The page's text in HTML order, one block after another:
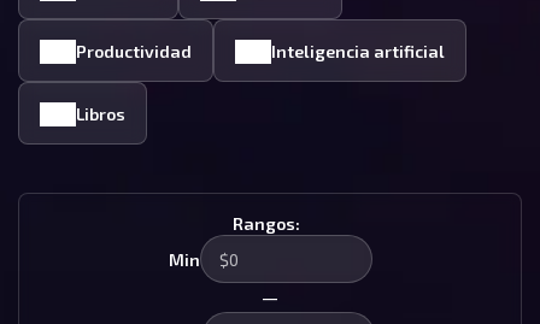
Productividad Inteligencia artificial
Libros
Rangos:
Min
—